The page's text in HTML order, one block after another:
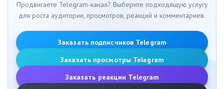
Продвигаете Telegram-канал? Выберите подходящую услугу
для роста аудитории, просмотров, реакций и комментариев.
Заказать подписчиков Telegram
Заказать просмотры Telegram
Заказать реакции Telegram